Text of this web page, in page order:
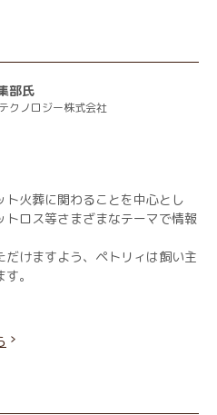
部氏
クノロジー株式会社
火葬に関わることを中心とし
ロス等さまざまなテーマで情報
けますよう、ペトリィは飼い主
。